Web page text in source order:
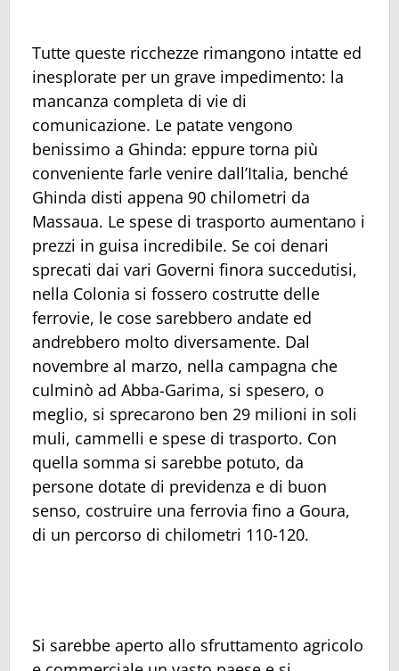
Tutte queste ricchezze rimangono intatte ed
inesplorate per un grave impedimento: la
mancanza completa di vie di
comunicazione. Le patate vengono
benissimo a Ghinda: eppure torna più
conveniente farle venire dall’Italia, benché
Ghinda disti appena 90 chilometri da
Massaua. Le spese di trasporto aumentano i
prezzi in guisa incredibile. Se coi denari
sprecati dai vari Governi finora succedutisi,
nella Colonia si fossero costrutte delle
ferrovie, le cose sarebbero andate ed
andrebbero molto diversamente. Dal
novembre al marzo, nella campagna che
culminò ad Abba-Garima, si spesero, o
meglio, si sprecarono ben 29 milioni in soli
muli, cammelli e spese di trasporto. Con
quella somma si sarebbe potuto, da
persone dotate di previdenza e di buon
senso, costruire una ferrovia fino a Goura,
di un percorso di chilometri 110-120.
Si sarebbe aperto allo sfruttamento agricolo